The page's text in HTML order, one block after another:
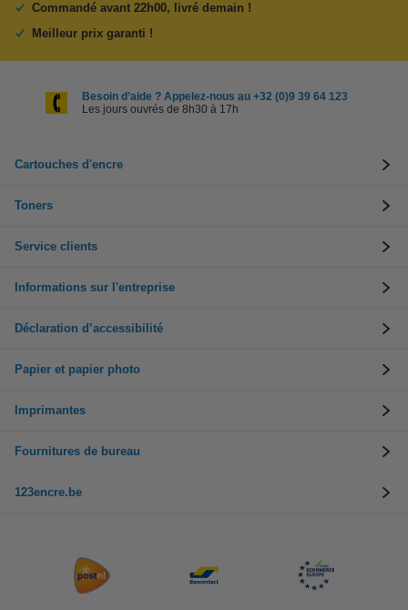
Commandé avant 22h00, livré demain !
Meilleur prix garanti !
Besoin d’aide ? Appelez-nous au +32 (0)9 39 64 123
Les jours ouvrés de 8h30 à 17h
Cartouches d'encre
Toners
Service clients
Informations sur l'entreprise
Déclaration d’accessibilité
Papier et papier photo
Imprimantes
Fournitures de bureau
123encre.be